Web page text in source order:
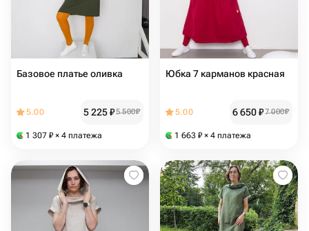
Базовое платье оливка
5.00 5 225₽5 500₽
1 307 ₽ × 4 платежа
Юбка 7 карманов красная
5.00 6 650₽7 000₽
1 663 ₽ × 4 платежа